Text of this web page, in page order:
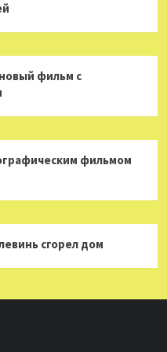
фильм с
фильмом
сгорел дом